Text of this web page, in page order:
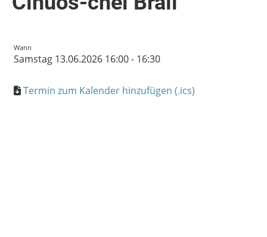
Wann
Samstag 13.06.2026 16:00 - 16:30
Termin zum Kalender hinzufügen (.ics)